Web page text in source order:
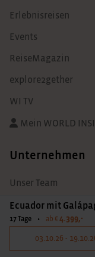
Ecuador mit
17 Tage • ab € 4.399,-
03.10.26 -
Erlebnisreisen
Events
ReiseMagazin
explore2gether
WI TV
Mein WORLD
Unternehmen
Unser Team
Jobs
WORLD INSIGHT